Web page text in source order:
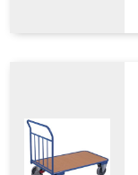
variaties.
Deze
optie